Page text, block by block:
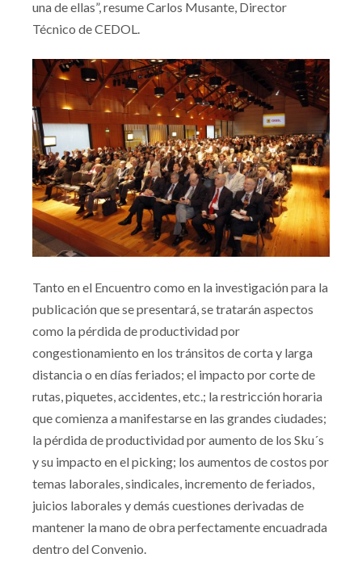
una de ellas”, resume Carlos Musante, Director
Técnico de CEDOL.
Tanto en el Encuentro como en la investigación para la
publicación que se presentará, se tratarán aspectos
como la pérdida de productividad por
congestionamiento en los tránsitos de corta y larga
distancia o en días feriados; el impacto por corte de
rutas, piquetes, accidentes, etc.; la restricción horaria
que comienza a manifestarse en las grandes ciudades;
la pérdida de productividad por aumento de los Sku´s
y su impacto en el picking; los aumentos de costos por
temas laborales, sindicales, incremento de feriados,
juicios laborales y demás cuestiones derivadas de
mantener la mano de obra perfectamente encuadrada
dentro del Convenio.